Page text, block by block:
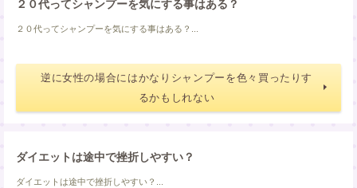
２０代ってシャンプーを気にする事はある？
２０代ってシャンプーを気にする事はある？...
逆に女性の場合にはかなりシャンプーを色々買ったりす
るかもしれない
ダイエットは途中で挫折しやすい？
ダイエットは途中で挫折しやすい？...